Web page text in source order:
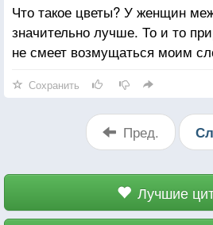
Что такое цветы? У женщин
значительно лучше. То и то
не смеет возмущаться моим
Сохранить
Пред.
Лучшие